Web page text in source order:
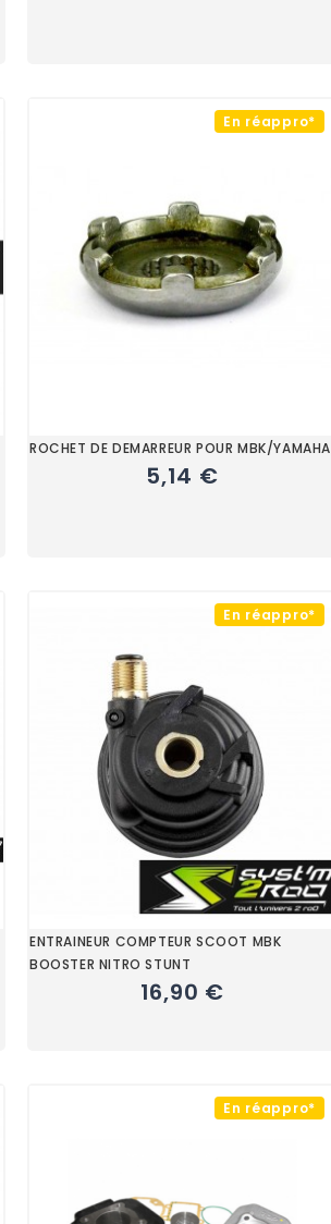
En réappro*
ROCHET DE DEMARREUR POUR MBK/YAMAHA
5,14 €
En réappro*
ENTRAINEUR COMPTEUR SCOOT MBK
BOOSTER NITRO STUNT
16,90 €
En réappro*